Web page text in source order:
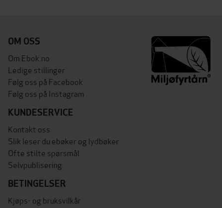
OM OSS
Om Ebok.no
Ledige stillinger
Følg oss på Facebook
Følg oss på Instagram
KUNDESERVICE
Kontakt oss
Slik leser du ebøker og lydbøker
Ofte stilte spørsmål
Selvpublisering
BETINGELSER
Kjøps- og bruksvilkår